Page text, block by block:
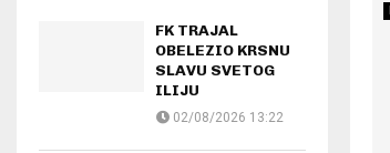
FK TRAJAL
OBELEZIO KRSNU
SLAVU SVETOG
ILIJU
02/08/2026 13:22